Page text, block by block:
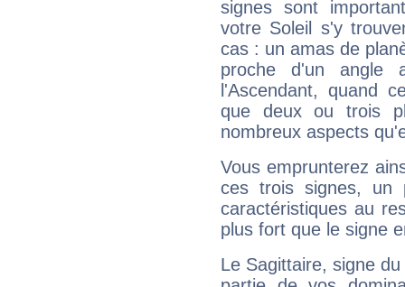
signes sont
votre Soleil s'y
cas : un amas de
proche d'un
l'Ascendant, quand
que deux ou trois
nombreux aspects
Vous emprunterez
ces trois signes, un
caractéristiques au
plus fort que le signe
Le Sagittaire, signe